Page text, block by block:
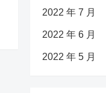
2022 年 7 月
2022 年 6 月
2022 年 5 月